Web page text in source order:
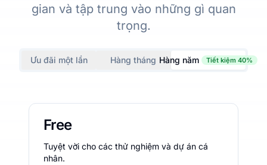
gian và tập trung vào những gì quan
trọng.
Ưu đãi một lần Hàng tháng Hàng năm Tiết kiệm 40%
Free
Tuyệt vời cho các thử nghiệm và dự án cá
nhân.